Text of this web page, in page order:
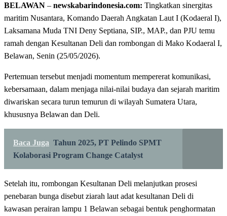
BELAWAN – newskabarindonesia.com: Tingkatkan sinergitas
maritim Nusantara, Komando Daerah Angkatan Laut I (Kodaeral I),
Laksamana Muda TNI Deny Septiana, SIP., MAP., dan PJU temu
ramah dengan Kesultanan Deli dan rombongan di Mako Kodaeral I,
Belawan, Senin (25/05/2026).
‎Pertemuan tersebut menjadi momentum mempererat komunikasi,
kebersamaan, dalam menjaga nilai-nilai budaya dan sejarah maritim
diwariskan secara turun temurun di wilayah Sumatera Utara,
khususnya Belawan dan Deli.
Baca Juga Tahun 2025, PT Pelindo SPMT
Kolaborasi Program Change Catalyst
‎Setelah itu, rombongan Kesultanan Deli melanjutkan prosesi
penebaran bunga disebut ziarah laut adat kesultanan Deli di
kawasan perairan lampu 1 Belawan sebagai bentuk penghormatan